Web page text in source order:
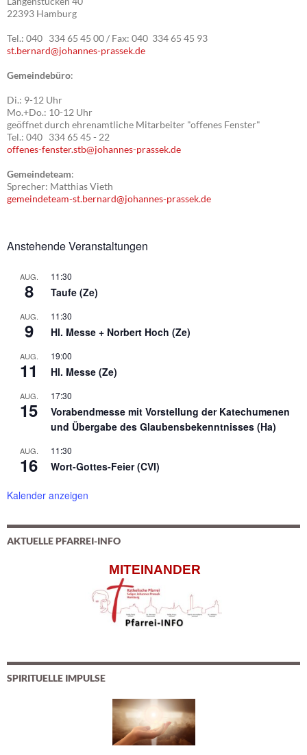
22393 Hamburg
Tel.: 040 334 65 45 00 / Fax: 040 334 65 45 93
st.bernard@johannes-prassek.de
Gemeindebüro:
Di.: 9-12 Uhr
Mo.+Do.: 10-12 Uhr
geöffnet durch ehrenamtliche Mitarbeiter "offenes Fenster"
Tel.: 040 334 65 45 - 22
offenes-fenster.stb@johannes-prassek.de
Gemeindeteam:
Sprecher: Matthias Vieth
gemeindeteam-st.bernard@johannes-prassek.de
Anstehende Veranstaltungen
AUG.
8
11:30
Taufe (Ze)
AUG.
9
11:30
Hl. Messe + Norbert Hoch (Ze)
AUG.
11
19:00
Hl. Messe (Ze)
AUG.
15
17:30
Vorabendmesse mit Vorstellung der Katechumenen
und Übergabe des Glaubensbekenntnisses (Ha)
AUG.
16
11:30
Wort-Gottes-Feier (CVI)
Kalender anzeigen
AKTUELLE PFARREI-INFO
MITEINANDER
SPIRITUELLE IMPULSE